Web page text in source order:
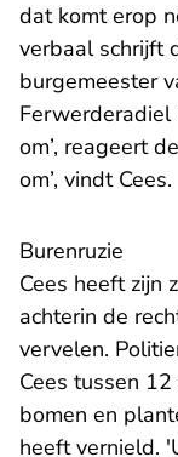
dat komt erop
verbaal schrijft
burgemeester
Ferwerderadiel
om’, reageert
om’, vindt Cees.
Burenruzie
Cees heeft zijn
achterin de
vervelen.
Cees tussen
bomen en
heeft vernield.